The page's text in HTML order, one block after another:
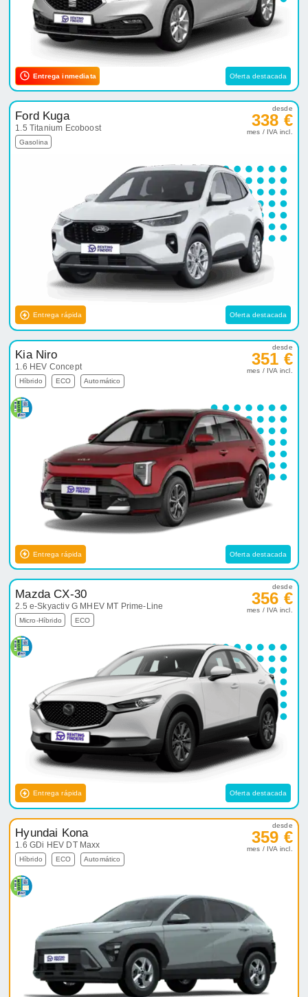
Entrega inmediata Oferta destacada
Ford Kuga
1.5 Titanium Ecoboost
Gasolina
desde
338 €
mes / IVA incl.
Entrega rápida Oferta destacada
Kia Niro
1.6 HEV Concept
Híbrido ECO Automático
desde
351 €
mes / IVA incl.
Entrega rápida Oferta destacada
Mazda CX-30
2.5 e-Skyactiv G MHEV MT Prime-Line
Micro-Híbrido ECO
desde
356 €
mes / IVA incl.
Entrega rápida Oferta destacada
Hyundai Kona
1.6 GDi HEV DT Maxx
Híbrido ECO Automático
desde
359 €
mes / IVA incl.